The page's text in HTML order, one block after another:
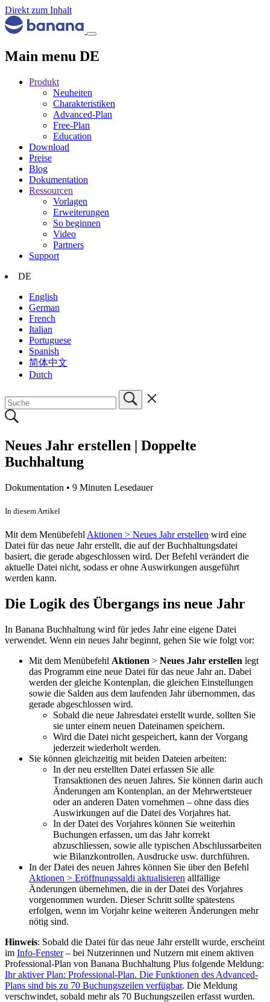
Direkt zum Inhalt
Main menu DE
Produkt
Neuheiten
Charakteristiken
Advanced-Plan
Free-Plan
Education
Download
Preise
Blog
Dokumentation
Ressourcen
Vorlagen
Erweiterungen
So beginnen
Video
Partners
Support
DE
English
German
French
Italian
Portuguese
Spanish
简体中文
Dutch
Neues Jahr erstellen | Doppelte
Buchhaltung
Dokumentation • 9 Minuten Lesedauer
In diesem Artikel
Mit dem Menübefehl Aktionen > Neues Jahr erstellen wird eine
Datei für das neue Jahr erstellt, die auf der Buchhaltungsdatei
basiert, die gerade abgeschlossen wird. Der Befehl verändert die
aktuelle Datei nicht, sodass er ohne Auswirkungen ausgeführt
werden kann.
Die Logik des Übergangs ins neue Jahr
In Banana Buchhaltung wird für jedes Jahr eine eigene Datei
verwendet. Wenn ein neues Jahr beginnt, gehen Sie wie folgt vor:
Mit dem Menübefehl Aktionen > Neues Jahr erstellen legt
das Programm eine neue Datei für das neue Jahr an. Dabei
werden der gleiche Kontenplan, die gleichen Einstellungen
sowie die Salden aus dem laufenden Jahr übernommen, das
gerade abgeschlossen wird.
Sobald die neue Jahresdatei erstellt wurde, sollten Sie
sie unter einem neuen Dateinamen speichern.
Wird die Datei nicht gespeichert, kann der Vorgang
jederzeit wiederholt werden.
Sie können gleichzeitig mit beiden Dateien arbeiten:
In der neu erstellten Datei erfassen Sie alle
Transaktionen des neuen Jahres. Sie können darin auch
Änderungen am Kontenplan, an der Mehrwertsteuer
oder an anderen Daten vornehmen – ohne dass dies
Auswirkungen auf die Datei des Vorjahres hat.
In der Datei des Vorjahres können Sie weiterhin
Buchungen erfassen, um das Jahr korrekt
abzuschliessen, sowie alle typischen Abschlussarbeiten
wie Bilanzkontrollen, Ausdrucke usw. durchführen.
In der Datei des neuen Jahres können Sie über den Befehl
Aktionen > Eröffnungssaldi aktualisieren allfällige
Änderungen übernehmen, die in der Datei des Vorjahres
vorgenommen wurden. Dieser Schritt sollte spätestens
erfolgen, wenn im Vorjahr keine weiteren Änderungen mehr
nötig sind.
Hinweis: Sobald die Datei für das neue Jahr erstellt wurde, erscheint
im Info-Fenster– bei Nutzerinnen und Nutzern mit einem aktiven
Professional-Plan von Banana Buchhaltung Plus folgende Meldung:
Ihr aktiver Plan: Professional-Plan. Die Funktionen des Advanced-
Plans sind bis zu 70 Buchungszeilen verfügbar. Die Meldung
verschwindet, sobald mehr als 70 Buchungszeilen erfasst wurden.